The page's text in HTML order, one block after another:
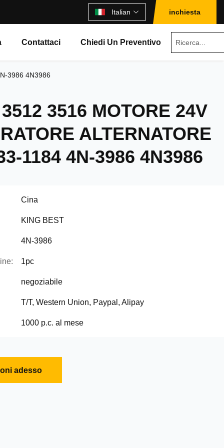
Italian inchiesta
Contattaci Chiedi Un Preventivo
3986 4N3986
3516 MOTORE 24V
ALTERNATORE
1184 4N-3986 4N3986
Cina
KING BEST
4N-3986
1pc
negoziabile
T/T, Western Union, Paypal, Alipay
1000 p.c. al mese
adesso